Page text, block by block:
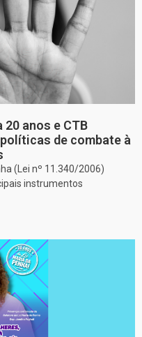
anos e CTB
de combate à
(Lei nº 11.340/2006)
instrumentos